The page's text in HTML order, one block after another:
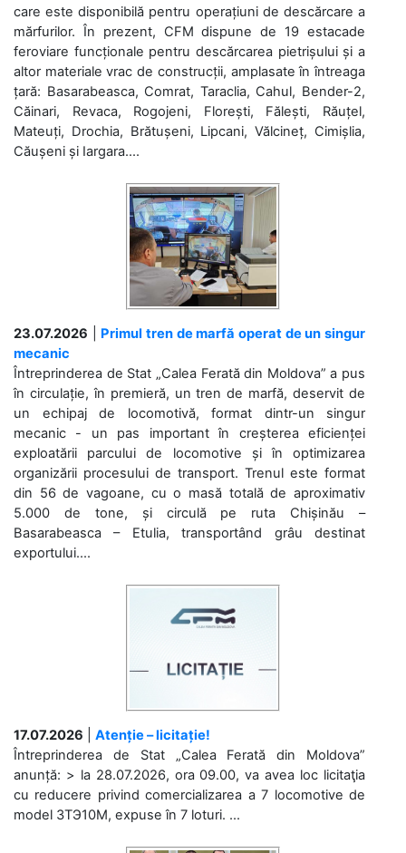
care este disponibilă pentru operațiuni de descărcare a
mărfurilor. În prezent, CFM dispune de 19 estacade
feroviare funcționale pentru descărcarea pietrișului și a
altor materiale vrac de construcții, amplasate în întreaga
țară: Basarabeasca, Comrat, Taraclia, Cahul, Bender-2,
Căinari, Revaca, Rogojeni, Florești, Fălești, Răuțel,
Mateuți, Drochia, Brătușeni, Lipcani, Vălcineț, Cimișlia,
Căușeni și Iargara....
23.07.2026
Primul tren de marfă operat de un singur
mecanic
Întreprinderea de Stat „Calea Ferată din Moldova” a pus
în circulație, în premieră, un tren de marfă, deservit de
un echipaj de locomotivă, format dintr-un singur
mecanic - un pas important în creșterea eficienței
exploatării parcului de locomotive și în optimizarea
organizării procesului de transport. Trenul este format
din 56 de vagoane, cu o masă totală de aproximativ
5.000 de tone, și circulă pe ruta Chișinău –
Basarabeasca – Etulia, transportând grâu destinat
exportului....
17.07.2026
Atenție – licitație!
Întreprinderea de Stat „Calea Ferată din Moldova”
anunță: > la 28.07.2026, ora 09.00, va avea loc licitaţia
cu reducere privind comercializarea a 7 locomotive de
model 3ТЭ10М, expuse în 7 loturi. ...